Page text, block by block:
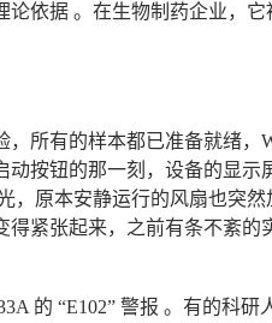
依据 。在生物制药企业，
所有的样本都已准备就绪，
按钮的那一刻，设备的显示
原本安静运行的风扇也突然
紧张起来，之前有条不紊的
的 “E102” 警报 。有的科研